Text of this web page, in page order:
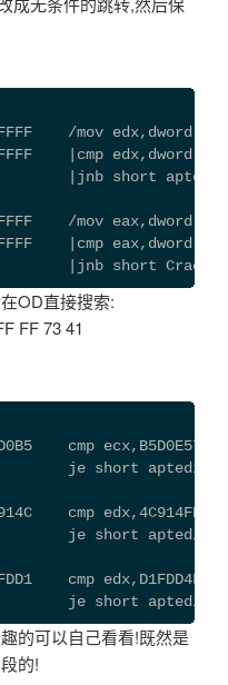
/mov edx,dword
|cmp edx,dword
|jnb short
/mov eax,dword
|cmp eax,dword
|jnb short
OD直接搜索:
FF 73 41
cmp ecx,B5D0E578
je short
cmp edx,4C914FBB
je short
cmp edx,D1FDD4F8
je short
的可以自己看看!既然是
的!